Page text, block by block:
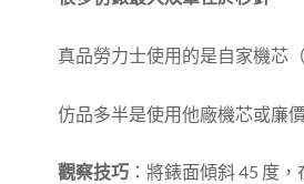
真品勞力士使用的是自家機芯
仿品多半是使用他廠機芯或廉
觀察技巧 ：將錶面傾斜 45 度